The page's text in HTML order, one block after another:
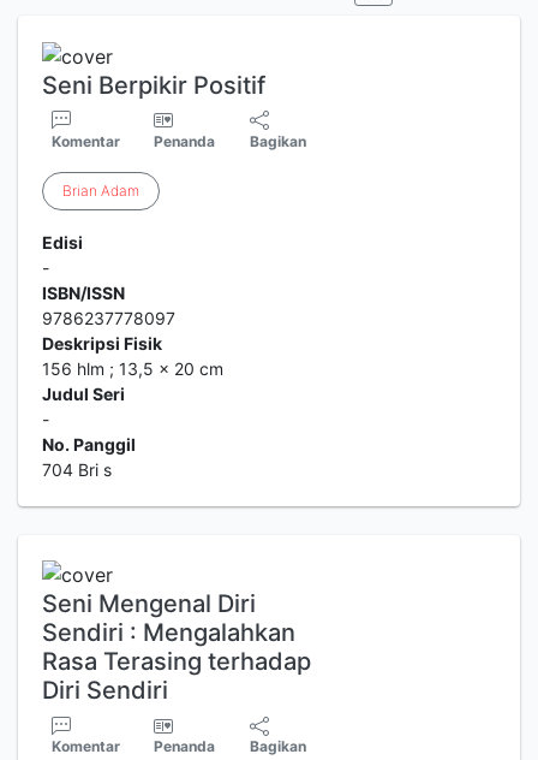
Seni Berpikir Positif
Komentar Penanda Bagikan
Brian Adam
Edisi
-
ISBN/ISSN
9786237778097
Deskripsi Fisik
156 hlm ; 13,5 x 20 cm
Judul Seri
-
No. Panggil
704 Bri s
Seni Mengenal Diri
Sendiri : Mengalahkan
Rasa Terasing terhadap
Diri Sendiri
Komentar Penanda Bagikan